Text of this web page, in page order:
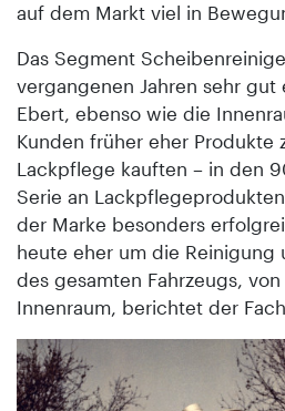
auf dem Markt viel in
Das Segment
vergangenen Jahren sehr
Ebert, ebenso wie die
Kunden früher eher Produkte
Lackpflege kauften – in den
Serie an
der Marke besonders
heute eher um die Reinigung
des gesamten Fahrzeugs,
Innenraum, berichtet der